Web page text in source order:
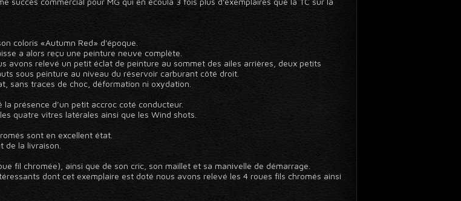
coloris «Autumn Red» d'époque.
a alors reçu une peinture neuve complète.
avons relevé un petit éclat de peinture au sommet des ailes arrières, deux petits
sous peinture au niveau du réservoir carburant côté droit.
sans traces de choc, déformation ni oxydation.
présence d’un petit accroc coté conducteur.
quatre vitres latérales ainsi que les Wind shots.
sont en excellent état.
de la livraison.
fil chromée), ainsi que de son cric, son maillet et sa manivelle de démarrage.
dont cet exemplaire est doté nous avons relevé les 4 roues fils chromés ainsi